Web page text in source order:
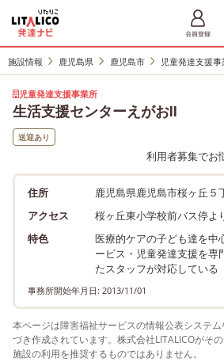
施設情報 鹿児島県 鹿児島市 児童発達支援事
児童発達支援事業所
生活支援センターえがおⅡ
送迎あり
利用者募集でお
住所
鹿児島県鹿児島市桜ヶ丘５
アクセス
桜ヶ丘東小学校前バス停よ
特色
医療的ケアの子ども達を中
ービス・児童発達支援を専
たスタッフが対応している
事務所開始年月日: 2013/11/01
本ページは障害福祉サービスの情報公表システ
づき作成されています。株式会社LITALICOがそ
施設の利用を推奨するものではありません。